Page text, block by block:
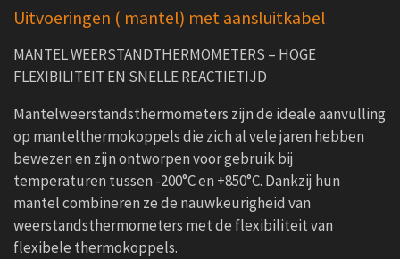
Uitvoeringen ( mantel) met aansluitkabel
MANTEL WEERSTANDTHERMOMETERS – HOGE
FLEXIBILITEIT EN SNELLE REACTIETIJD
Mantelweerstandsthermometers zijn de ideale aanvulling
op mantelthermokoppels die zich al vele jaren hebben
bewezen en zijn ontworpen voor gebruik bij
temperaturen tussen -200°C en +850°C. Dankzij hun
mantel combineren ze de nauwkeurigheid van
weerstandsthermometers met de flexibiliteit van
flexibele thermokoppels.